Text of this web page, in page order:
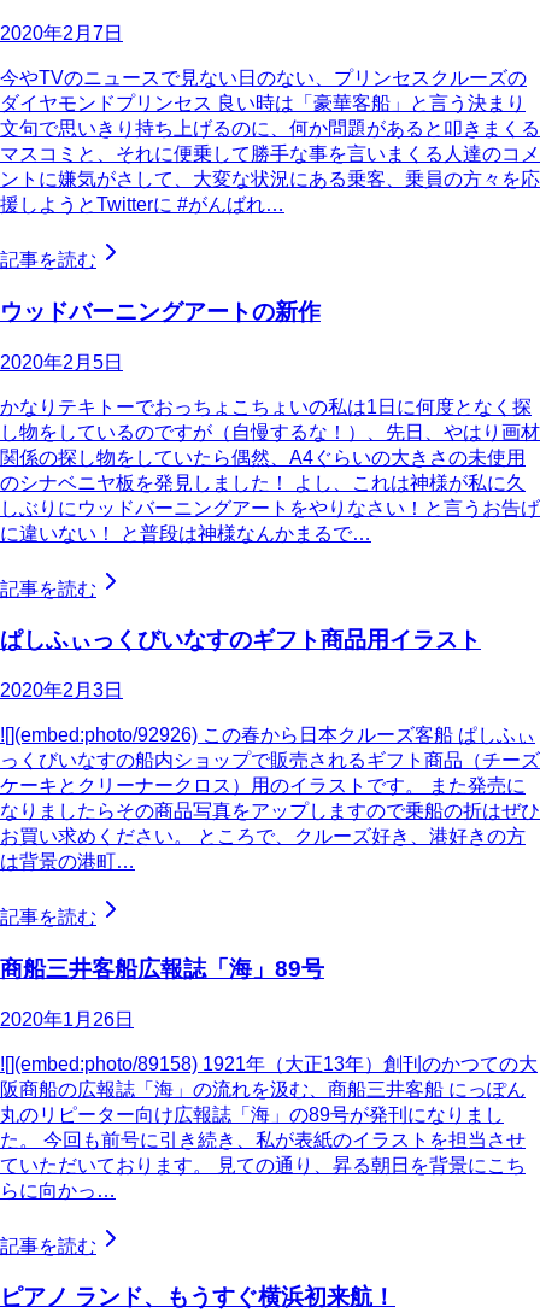
2020年2月7日
今やTVのニュースで見ない日のない、プリンセスクルーズの
ダイヤモンドプリンセス 良い時は「豪華客船」と言う決まり
文句で思いきり持ち上げるのに、何か問題があると叩きまくる
マスコミと、それに便乗して勝手な事を言いまくる人達のコメ
ントに嫌気がさして、大変な状況にある乗客、乗員の方々を応
援しようとTwitterに #がんばれ…
記事を読む
ウッドバーニングアートの新作
2020年2月5日
かなりテキトーでおっちょこちょいの私は1日に何度となく探
し物をしているのですが（自慢するな！）、先日、やはり画材
関係の探し物をしていたら偶然、A4ぐらいの大きさの未使用
のシナベニヤ板を発見しました！ よし、これは神様が私に久
しぶりにウッドバーニングアートをやりなさい！と言うお告げ
に違いない！ と普段は神様なんかまるで…
記事を読む
ぱしふぃっくびいなすのギフト商品用イラスト
2020年2月3日
![](embed:photo/92926) この春から日本クルーズ客船 ぱしふぃ
っくびいなすの船内ショップで販売されるギフト商品（チーズ
ケーキとクリーナークロス）用のイラストです。 また発売に
なりましたらその商品写真をアップしますので乗船の折はぜひ
お買い求めください。 ところで、クルーズ好き、港好きの方
は背景の港町…
記事を読む
商船三井客船広報誌「海」89号
2020年1月26日
![](embed:photo/89158) 1921年（大正13年）創刊のかつての大
阪商船の広報誌「海」の流れを汲む、商船三井客船 にっぽん
丸のリピーター向け広報誌「海」の89号が発刊になりまし
た。 今回も前号に引き続き、私が表紙のイラストを担当させ
ていただいております。 見ての通り、昇る朝日を背景にこち
らに向かっ…
記事を読む
ピアノ ランド、もうすぐ横浜初来航！